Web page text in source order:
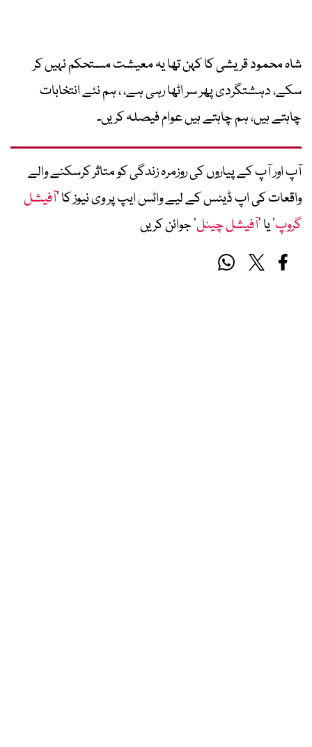
شاہ محمود قریشی کا کہن تھا یہ معیشت مستحکم نہیں کر
سکے، دہشتگردی پھر سر اٹھا رہی ہے، ، ہم نئے انتخابات
چاہتے ہیں، ہم چاہتے ہیں عوام فیصلہ کریں۔
آپ اور آپ کے پیاروں کی روزمرہ زندگی کو متاثر کرسکنے والے
واقعات کی اپ ڈیٹس کے لیے واٹس ایپ پر وی نیوز کا ’آفیشل
گروپ‘ یا ’آفیشل چینل‘ جوائن کریں